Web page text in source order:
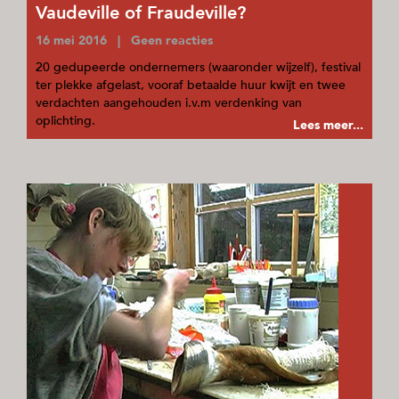
Vaudeville of Fraudeville?
16 mei 2016 | Geen reacties
20 gedupeerde ondernemers (waaronder wijzelf), festival
ter plekke afgelast, vooraf betaalde huur kwijt en twee
verdachten aangehouden i.v.m verdenking van
oplichting.
Lees meer...